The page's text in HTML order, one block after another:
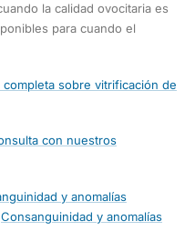
la calidad ovocitaria es
para cuando el
completa sobre vitrificación de
con nuestros
y anomalías
Consanguinidad y anomalías